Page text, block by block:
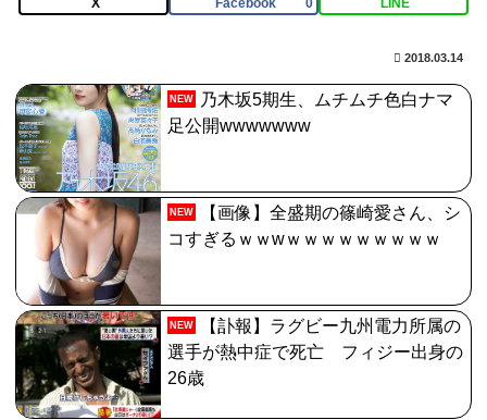
ジル・ド・レェ強化みんなの反応まとめ
X Facebook 0 LINE
2018.03.14
NEW
乃木坂5期生、ムチムチ色白ナマ
足公開wwwwwww
NEW
【画像】全盛期の篠崎愛さん、シ
コすぎるｗｗwｗｗｗｗｗｗｗｗｗ
NEW
【訃報】ラグビー九州電力所属の
選手が熱中症で死亡 フィジー出身の
26歳